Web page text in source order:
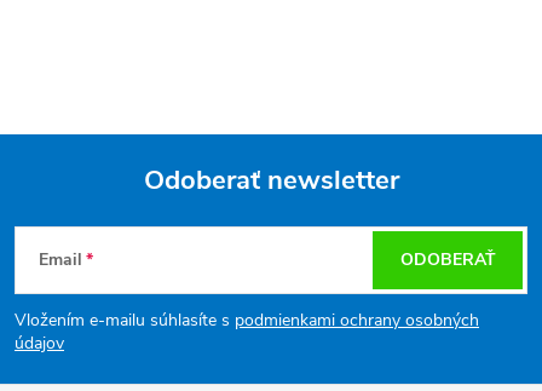
Z
á
p
Odoberať newsletter
Email
Vložením e-mailu súhlasíte s podmienkami ochrany osobných
údajov
ODOBERAŤ